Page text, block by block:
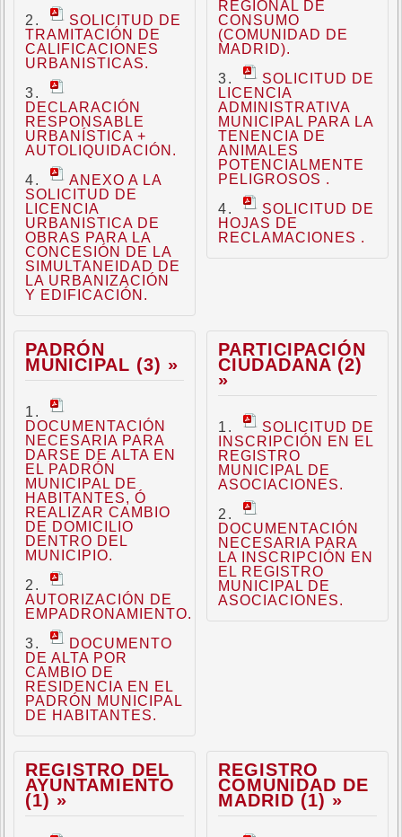
SOLICITUD DE
TRAMITACIÓN DE
CALIFICACIONES
URBANISTICAS.
DECLARACIÓN
RESPONSABLE
URBANÍSTICA +
AUTOLIQUIDACIÓN.
ANEXO A LA
SOLICITUD DE
LICENCIA
URBANISTICA DE
OBRAS PARA LA
CONCESIÓN DE LA
SIMULTANEIDAD DE
LA URBANIZACIÓN
Y EDIFICACIÓN.
REGIONAL DE
CONSUMO
(COMUNIDAD DE
MADRID).
SOLICITUD DE
LICENCIA
ADMINISTRATIVA
MUNICIPAL PARA LA
TENENCIA DE
ANIMALES
POTENCIALMENTE
PELIGROSOS .
SOLICITUD DE
HOJAS DE
RECLAMACIONES .
PADRÓN
MUNICIPAL (3) »
DOCUMENTACIÓN
NECESARIA PARA
DARSE DE ALTA EN
EL PADRÓN
MUNICIPAL DE
HABITANTES, Ó
REALIZAR CAMBIO
DE DOMICILIO
DENTRO DEL
MUNICIPIO.
AUTORIZACIÓN DE
EMPADRONAMIENTO.
DOCUMENTO
DE ALTA POR
CAMBIO DE
RESIDENCIA EN EL
PADRÓN MUNICIPAL
DE HABITANTES.
PARTICIPACIÓN
CIUDADANA (2)
»
SOLICITUD DE
INSCRIPCIÓN EN EL
REGISTRO
MUNICIPAL DE
ASOCIACIONES.
DOCUMENTACIÓN
NECESARIA PARA
LA INSCRIPCIÓN EN
EL REGISTRO
MUNICIPAL DE
ASOCIACIONES.
REGISTRO DEL
AYUNTAMIENTO
(1) »
REGISTRO
COMUNIDAD DE
MADRID (1) »